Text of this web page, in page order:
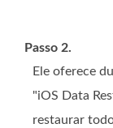
Passo 2.
Ele oferece
"iOS Data
restaurar